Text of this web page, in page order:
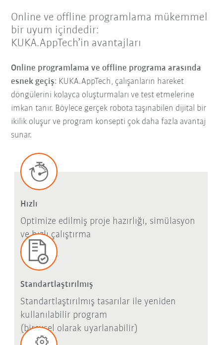
Online ve offline programlama mükemmel
bir uyum içindedir:
KUKA.AppTech’in avantajları
Online programlama ve offline programa arasında
esnek geçiş: KUKA.AppTech, çalışanların hareket
döngülerini kolayca oluşturmaları ve test etmelerine
imkan tanır. Böylece gerçek robota taşınabilen dijital bir
ikilik oluşur ve program konsepti çok daha fazla avantaj
sunar.
Hızlı
Optimize edilmiş proje hazırlığı, simülasyon
ve hızlı çalıştırma
Standartlaştırılmış
Standartlaştırılmış tasarılar ile yeniden
kullanılabilir program
(bireysel olarak uyarlanabilir)